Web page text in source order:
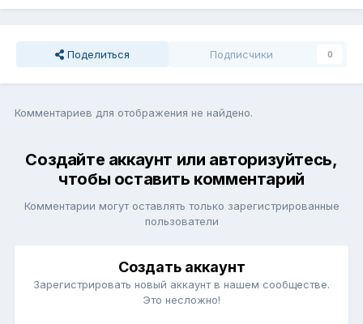
Поделиться Подписчики 0
Комментариев для отображения не найдено.
Создайте аккаунт или авторизуйтесь,
чтобы оставить комментарий
Комментарии могут оставлять только зарегистрированные
пользователи
Создать аккаунт
Зарегистрировать новый аккаунт в нашем сообществе.
Это несложно!